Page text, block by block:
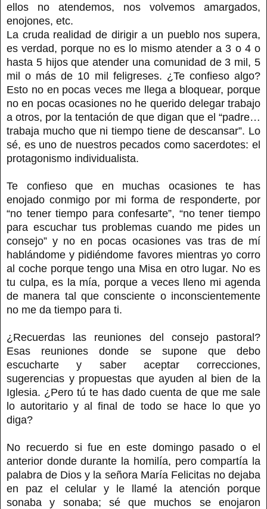
ellos no atendemos, nos volvemos amargados,
enojones, etc.
La cruda realidad de dirigir a un pueblo nos supera,
es verdad, porque no es lo mismo atender a 3 o 4 o
hasta 5 hijos que atender una comunidad de 3 mil, 5
mil o más de 10 mil feligreses. ¿Te confieso algo?
Esto no en pocas veces me llega a bloquear, porque
no en pocas ocasiones no he querido delegar trabajo
a otros, por la tentación de que digan que el “padre…
trabaja mucho que ni tiempo tiene de descansar”. Lo
sé, es uno de nuestros pecados como sacerdotes: el
protagonismo individualista.
Te confieso que en muchas ocasiones te has
enojado conmigo por mi forma de responderte, por
“no tener tiempo para confesarte”, “no tener tiempo
para escuchar tus problemas cuando me pides un
consejo” y no en pocas ocasiones vas tras de mí
hablándome y pidiéndome favores mientras yo corro
al coche porque tengo una Misa en otro lugar. No es
tu culpa, es la mía, porque a veces lleno mi agenda
de manera tal que consciente o inconscientemente
no me da tiempo para ti.
¿Recuerdas las reuniones del consejo pastoral?
Esas reuniones donde se supone que debo
escucharte y saber aceptar correcciones,
sugerencias y propuestas que ayuden al bien de la
Iglesia. ¿Pero tú te has dado cuenta de que me sale
lo autoritario y al final de todo se hace lo que yo
diga?
No recuerdo si fue en este domingo pasado o el
anterior donde durante la homilía, pero compartía la
palabra de Dios y la señora María Felicitas no dejaba
en paz el celular y le llamé la atención porque
sonaba y sonaba; sé que muchos se enojaron